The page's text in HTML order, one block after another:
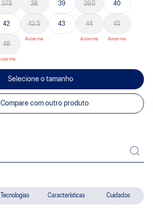
Tecnologias Características Cuidados
37.5 38 39 39.5 40
42 42.5 43 44 45
48
Selecione o tamanho
Compare com outro produto